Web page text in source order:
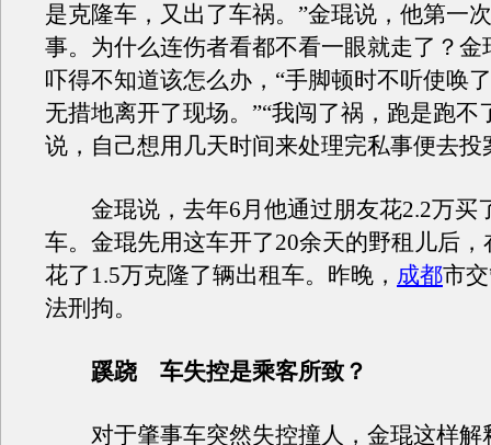
是克隆车，又出了车祸。”金琨说，他第一
事。为什么连伤者看都不看一眼就走了？金
吓得不知道该怎么办，“手脚顿时不听使唤
无措地离开了现场。”“我闯了祸，跑是跑不
说，自己想用几天时间来处理完私事便去投
金琨说，去年6月他通过朋友花2.2万买
车。金琨先用这车开了20余天的野租儿后
花了1.5万克隆了辆出租车。昨晚， 成都市
法刑拘。
蹊跷 车失控是乘客所致？
对于肇事车突然失控撞人，金琨这样解